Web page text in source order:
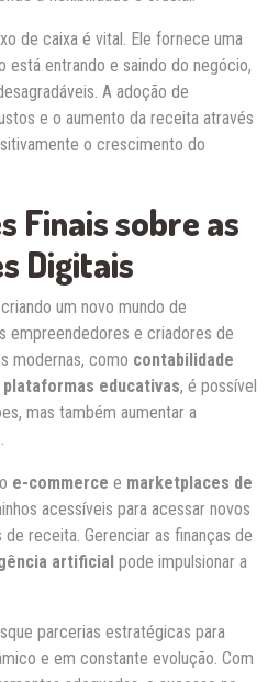
de caixa é vital. Ele fornece uma
está entrando e saindo do negócio,
A adoção de
e o aumento da receita através
o crescimento do
Finais sobre as
Digitais
um novo mundo de
empreendedores e criadores de
modernas, como contabilidade
plataformas educativas, é possível
mas também aumentar a
e-commerce e marketplaces de
acessíveis para acessar novos
receita. Gerenciar as finanças de
artificial pode impulsionar a
parcerias estratégicas para
e em constante evolução. Com